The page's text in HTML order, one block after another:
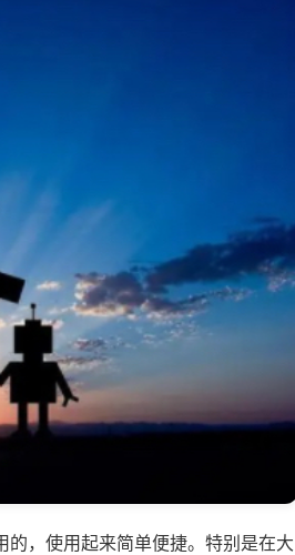
，使用起来简单便捷。特别是在大